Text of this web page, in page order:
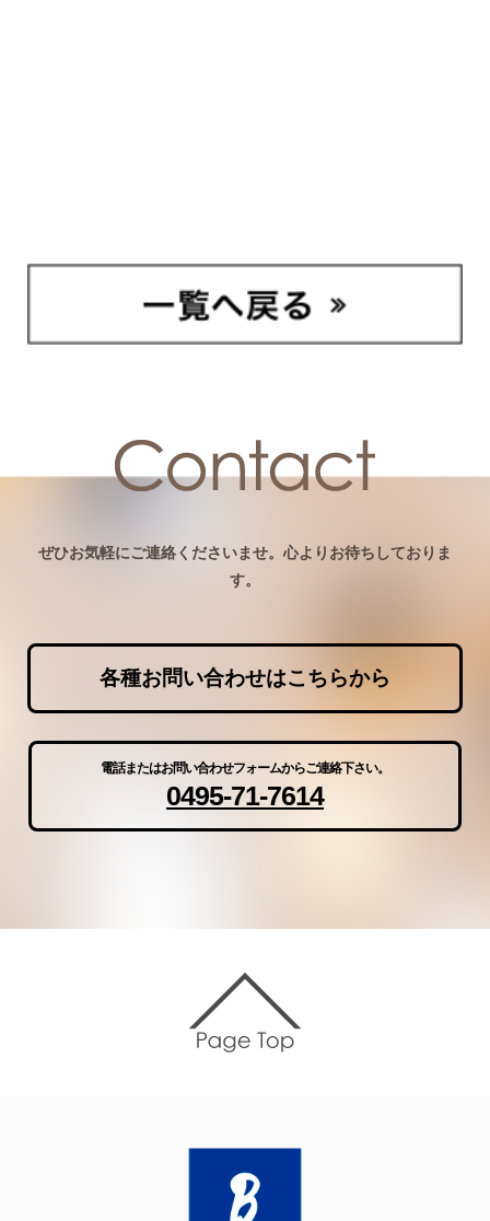
ぜひお気軽にご連絡くださいませ。心よりお待ちしておりま
す。
各種お問い合わせはこちらから
電話またはお問い合わせフォームからご連絡下さい。
0495-71-7614